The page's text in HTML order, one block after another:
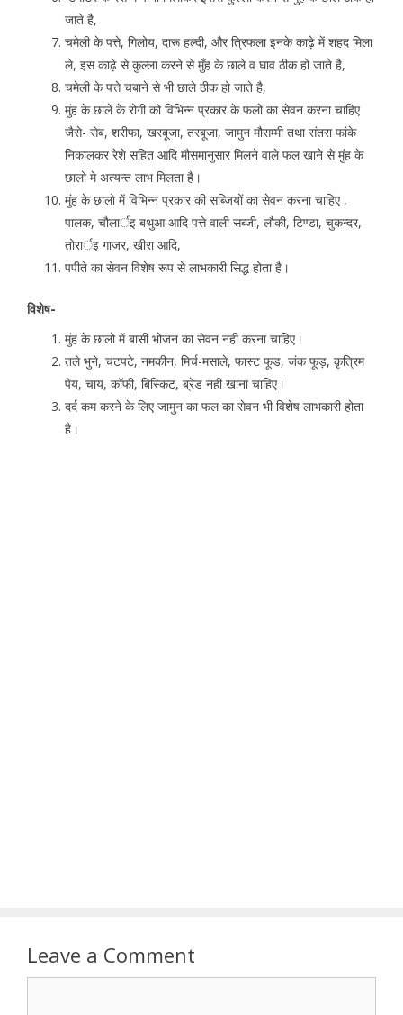
जाते है,
चमेली के पत्ते, गिलोय, दारू हल्दी, और त्रिफला इनके काढ़े में शहद मिला
ले, इस काढ़े से कुल्ला करने से मुँह के छाले व घाव ठीक हो जाते है,
चमेली के पत्ते चबाने से भी छाले ठीक हो जाते है,
मुंह के छाले के रोगी को विभिन्न प्रकार के फलो का सेवन करना चाहिए
जैसे- सेब, शरीफा, खरबूजा, तरबूजा, जामुन मौसम्मी तथा संतरा फांके
निकालकर रेशे सहित आदि मौसमानुसार मिलने वाले फल खाने से मुंह के
छालो मे अत्यन्त लाभ मिलता है।
मुंह के छालो में विभिन्न प्रकार की सब्जियों का सेवन करना चाहिए ,
पालक, चौलार्इ बथुआ आदि पत्ते वाली सब्जी, लौकी, टिण्डा, चुकन्दर,
तोरार्इ गाजर, खीरा आदि,
पपीते का सेवन विशेष रूप से लाभकारी सिद्ध होता है।
विशेष-
मुंह के छालो में बासी भोजन का सेवन नही करना चाहिए।
तले भुने, चटपटे, नमकीन, मिर्च-मसाले, फास्ट फूड, जंक फूड़, कृत्रिम
पेय, चाय, कॉफी, बिस्किट, ब्रेड नही खाना चाहिए।
दर्द कम करने के लिए जामुन का फल का सेवन भी विशेष लाभकारी होता
है।
Leave a Comment